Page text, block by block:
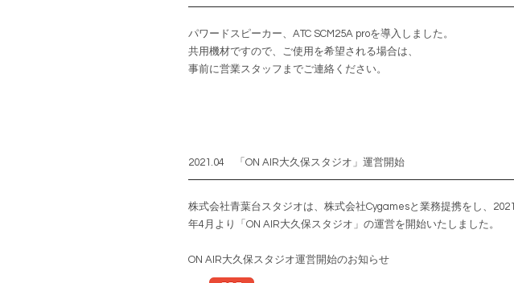
パワードスピーカー、ATC SCM25A proを導入しました。
共用機材ですので、ご使用を希望される場合は、
事前に営業スタッフまでご連絡ください。
2021.04 「ON AIR大久保スタジオ」運営開始
株式会社青葉台スタジオは、株式会社Cygamesと業務提携をし、2021
年4月より「ON AIR大久保スタジオ」の運営を開始いたしました。
ON AIR大久保スタジオ運営開始のお知らせ